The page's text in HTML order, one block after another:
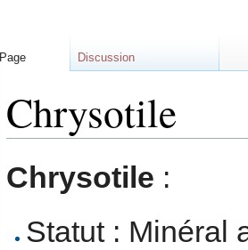
Chrysotile
Chrysotile :
Statut : Minéral
Page Discussion